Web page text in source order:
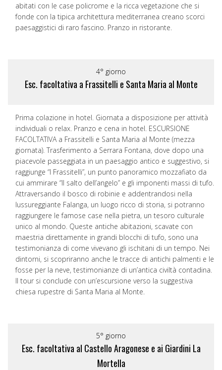
abitati con le case policrome e la ricca vegetazione che si
fonde con la tipica architettura mediterranea creano scorci
paesaggistici di raro fascino. Pranzo in ristorante.
4° giorno
Esc. facoltativa a Frassitelli e Santa Maria al Monte
Prima colazione in hotel. Giornata a disposizione per attività
individuali o relax. Pranzo e cena in hotel. ESCURSIONE
FACOLTATIVA a Frassitelli e Santa Maria al Monte (mezza
giornata). Trasferimento a Serrara Fontana, dove dopo una
piacevole passeggiata in un paesaggio antico e suggestivo, si
raggiunge “I Frassitelli”, un punto panoramico mozzafiato da
cui ammirare “Il salto dell’angelo” e gli imponenti massi di tufo.
Attraversando il bosco di robinie e addentrandosi nella
lussureggiante Falanga, un luogo ricco di storia, si potranno
raggiungere le famose case nella pietra, un tesoro culturale
unico al mondo. Queste antiche abitazioni, scavate con
maestria direttamente in grandi blocchi di tufo, sono una
testimonianza di come vivevano gli ischitani di un tempo. Nei
dintorni, si scopriranno anche le tracce di antichi palmenti e le
fosse per la neve, testimonianze di un’antica civiltà contadina.
Il tour si conclude con un’escursione verso la suggestiva
chiesa rupestre di Santa Maria al Monte.
5° giorno
Esc. facoltativa al Castello Aragonese e ai Giardini La
Mortella